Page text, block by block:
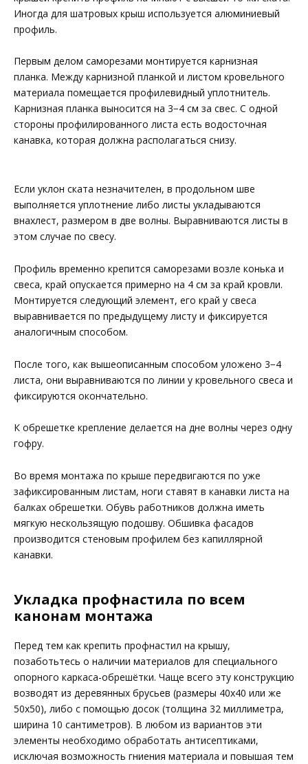
Иногда для шатровых крыш используется алюминиевый
профиль.
Первым делом саморезами монтируется карнизная
планка. Между карнизной планкой и листом кровельного
материала помещается профилевидный уплотнитель.
Карнизная планка выносится на 3−4 см за свес. С одной
стороны профилированного листа есть водосточная
канавка, которая должна располагаться снизу.
Если уклон ската незначителен, в продольном шве
выполняется уплотнение либо листы укладываются
внахлест, размером в две волны. Выравниваются листы в
этом случае по свесу.
Профиль временно крепится саморезами возле конька и
свеса, край опускается примерно на 4 см за край кровли.
Монтируется следующий элемент, его край у свеса
выравнивается по предыдущему листу и фиксируется
аналогичным способом.
После того, как вышеописанным способом уложено 3−4
листа, они выравниваются по линии у кровельного свеса и
фиксируются окончательно.
К обрешетке крепление делается на дне волны через одну
гофру.
Во время монтажа по крыше передвигаются по уже
зафиксированным листам, ноги ставят в канавки листа на
балках обрешетки. Обувь работников должна иметь
мягкую нескользящую подошву. Обшивка фасадов
производится стеновым профилем без капиллярной
канавки.
Укладка профнастила по всем
канонам монтажа
Перед тем как крепить профнастил на крышу,
позаботьтесь о наличии материалов для специального
опорного каркаса-обрешётки. Чаще всего эту конструкцию
возводят из деревянных брусьев (размеры 40х40 или же
50х50), либо с помощью досок (толщина 32 миллиметра,
ширина 10 сантиметров). В любом из вариантов эти
элементы необходимо обработать антисептиками,
исключая возможность гниения материала и повышая тем